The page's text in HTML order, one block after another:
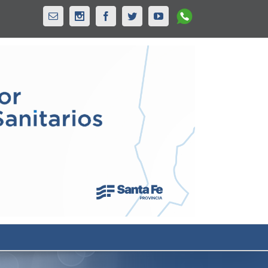
Email InstagramFacebookTwitterYoutubeWhatsapp